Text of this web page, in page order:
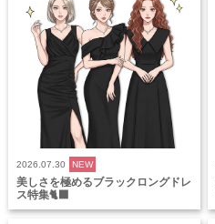
2026.07.30 NEW
美しさを極めるブラックロングドレ
ス特集🐈‍⬛